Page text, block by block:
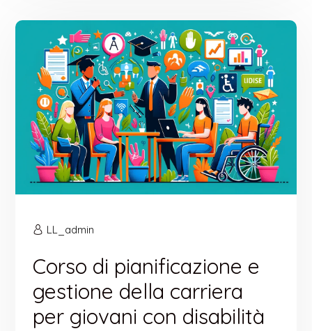
LL_admin
Corso di pianificazione e
gestione della carriera
per giovani con disabilità